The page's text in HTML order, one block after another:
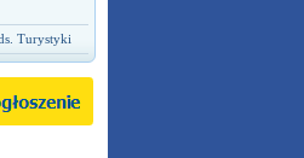
Turystyki